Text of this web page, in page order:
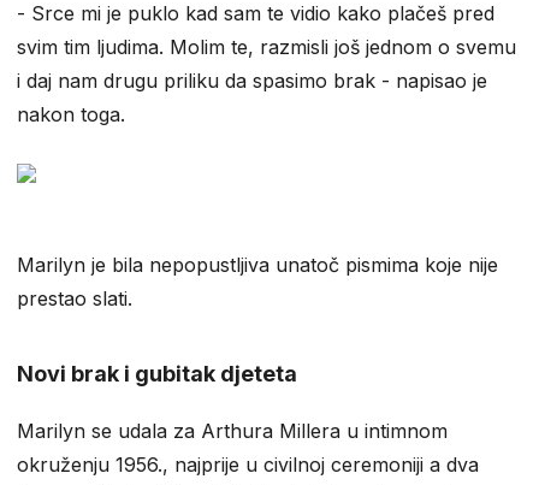
- Srce mi je puklo kad sam te vidio kako plačeš pred
svim tim ljudima. Molim te, razmisli još jednom o svemu
i daj nam drugu priliku da spasimo brak - napisao je
nakon toga.
Marilyn je bila nepopustljiva unatoč pismima koje nije
prestao slati.
Novi brak i gubitak djeteta
Marilyn se udala za Arthura Millera u intimnom
okruženju 1956., najprije u civilnoj ceremoniji a dva